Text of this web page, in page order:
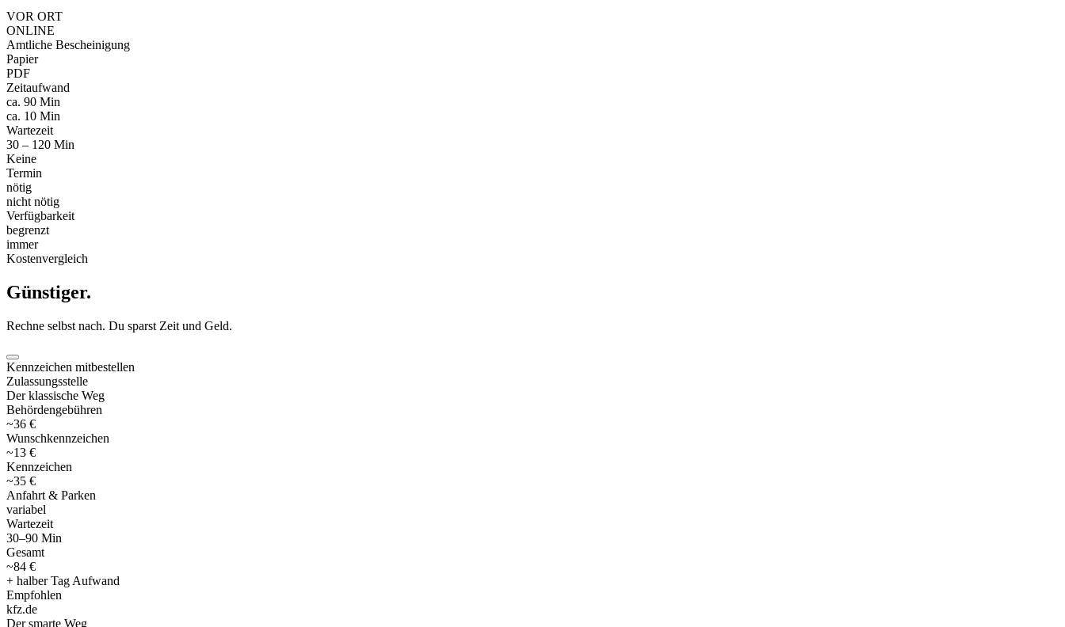
VOR ORT
ONLINE
Amtliche Bescheinigung
Papier
PDF
Zeitaufwand
ca. 90 Min
ca. 10 Min
Wartezeit
30 – 120 Min
Keine
Termin
nötig
nicht nötig
Verfügbarkeit
begrenzt
immer
Kostenvergleich
Günstiger.
Rechne selbst nach. Du sparst Zeit und Geld.
Kennzeichen mitbestellen
Zulassungsstelle
Der klassische Weg
Behördengebühren
~36 €
Wunschkennzeichen
~13 €
Kennzeichen
~35 €
Anfahrt & Parken
variabel
Wartezeit
30–90 Min
Gesamt
~84 €
+ halber Tag Aufwand
Empfohlen
kfz.de
Der smarte Weg